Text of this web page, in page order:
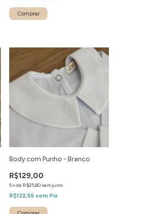
Body com Punho - Branco
R$129,00
5xde R$25,80 sem juros
R$122,55 com Pix